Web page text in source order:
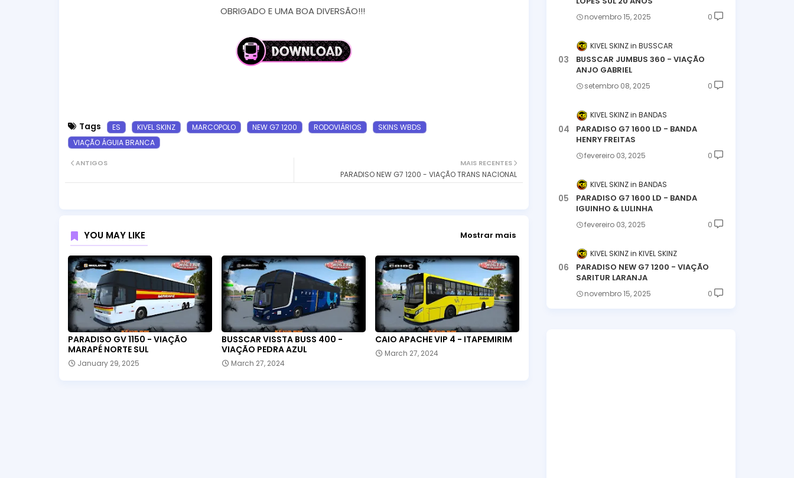
OBRIGADO E UMA BOA DIVERSÃO!!!
Tags ES KIVEL SKINZ MARCOPOLO NEW G7 1200 RODOVIÁRIOS
SKINS WBDS
VIAÇÃO ÁGUIA BRANCA
MAIS RECENTES
PARADISO NEW G7 1200 - VIAÇÃO TRANS NACIONAL
ANTIGOS
YOU MAY LIKE Mostrar mais
PARADISO GV 1150 - VIAÇÃO
MARAPÉ NORTE SUL
January 29, 2025
BUSSCAR VISSTA BUSS 400 -
VIAÇÃO PEDRA AZUL
March 27, 2024
CAIO APACHE VIP 4 - ITAPEMIRIM
March 27, 2024
novembro 15, 2025 0
KIVEL SKINZ BUSSCAR
BUSSCAR JUMBUS 360 - VIAÇÃO
ANJO GABRIEL
setembro 08, 2025 0
KIVEL SKINZ BANDAS
PARADISO G7 1600 LD - BANDA
HENRY FREITAS
fevereiro 03, 2025 0
KIVEL SKINZ BANDAS
PARADISO G7 1600 LD - BANDA
IGUINHO & LULINHA
fevereiro 03, 2025 0
KIVEL SKINZ KIVEL SKINZ
PARADISO NEW G7 1200 - VIAÇÃO
SARITUR LARANJA
novembro 15, 2025 0